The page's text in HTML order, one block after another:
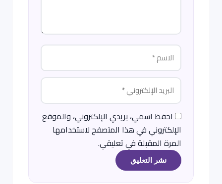
احفظ اسمي، بريدي الإلكتروني، والموقع
الإلكتروني في هذا المتصفح لاستخدامها
المرة المقبلة في تعليقي.